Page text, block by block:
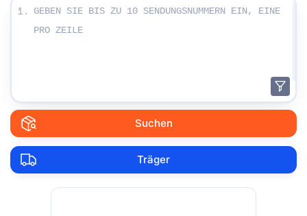
Geben Sie Ihre Sendungsnummern ein:
1.
Suchen
Träger